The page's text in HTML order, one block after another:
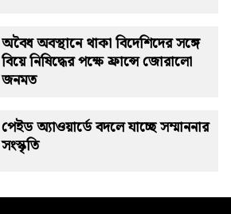
অবৈধ অবস্থানে থাকা বিদেশিদের সঙ্গে
বিয়ে নিষিদ্ধের পক্ষে ফ্রান্সে জোরালো
জনমত
পেইড অ্যাওয়ার্ডে বদলে যাচ্ছে সম্মাননার
সংস্কৃতি